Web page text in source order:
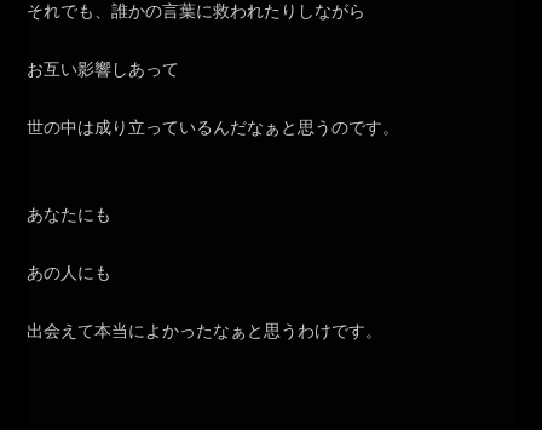
それでも、誰かの言葉に救われたりしながら
お互い影響しあって
世の中は成り立っているんだなぁと思うのです。
あなたにも
あの人にも
出会えて本当によかったなぁと思うわけです。